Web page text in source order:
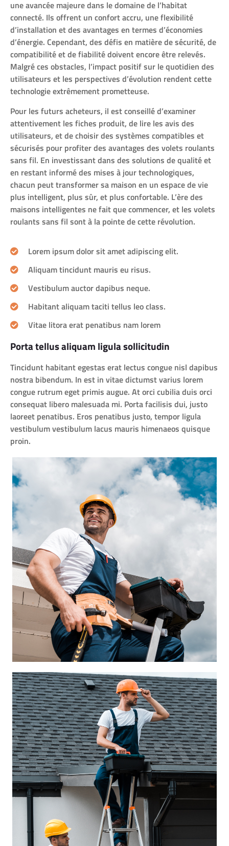
une avancée majeure dans le domaine de l’habitat
connecté. Ils offrent un confort accru, une flexibilité
d’installation et des avantages en termes d’économies
d’énergie. Cependant, des défis en matière de sécurité, de
compatibilité et de fiabilité doivent encore être relevés.
Malgré ces obstacles, l’impact positif sur le quotidien des
utilisateurs et les perspectives d’évolution rendent cette
technologie extrêmement prometteuse.
Pour les futurs acheteurs, il est conseillé d’examiner
attentivement les fiches produit, de lire les avis des
utilisateurs, et de choisir des systèmes compatibles et
sécurisés pour profiter des avantages des volets roulants
sans fil. En investissant dans des solutions de qualité et
en restant informé des mises à jour technologiques,
chacun peut transformer sa maison en un espace de vie
plus intelligent, plus sûr, et plus confortable. L’ère des
maisons intelligentes ne fait que commencer, et les volets
roulants sans fil sont à la pointe de cette révolution.
Lorem ipsum dolor sit amet adipiscing elit.
Aliquam tincidunt mauris eu risus.
Vestibulum auctor dapibus neque.
Habitant aliquam taciti tellus leo class.
Vitae litora erat penatibus nam lorem
Porta tellus aliquam ligula sollicitudin
Tincidunt habitant egestas erat lectus congue nisl dapibus
nostra bibendum. In est in vitae dictumst varius lorem
congue rutrum eget primis augue. At orci cubilia duis orci
consequat libero malesuada mi. Porta facilisis dui, justo
laoreet penatibus. Eros penatibus justo, tempor ligula
vestibulum vestibulum lacus mauris himenaeos quisque
proin.